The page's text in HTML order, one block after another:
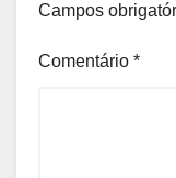
Campos
Comentário *